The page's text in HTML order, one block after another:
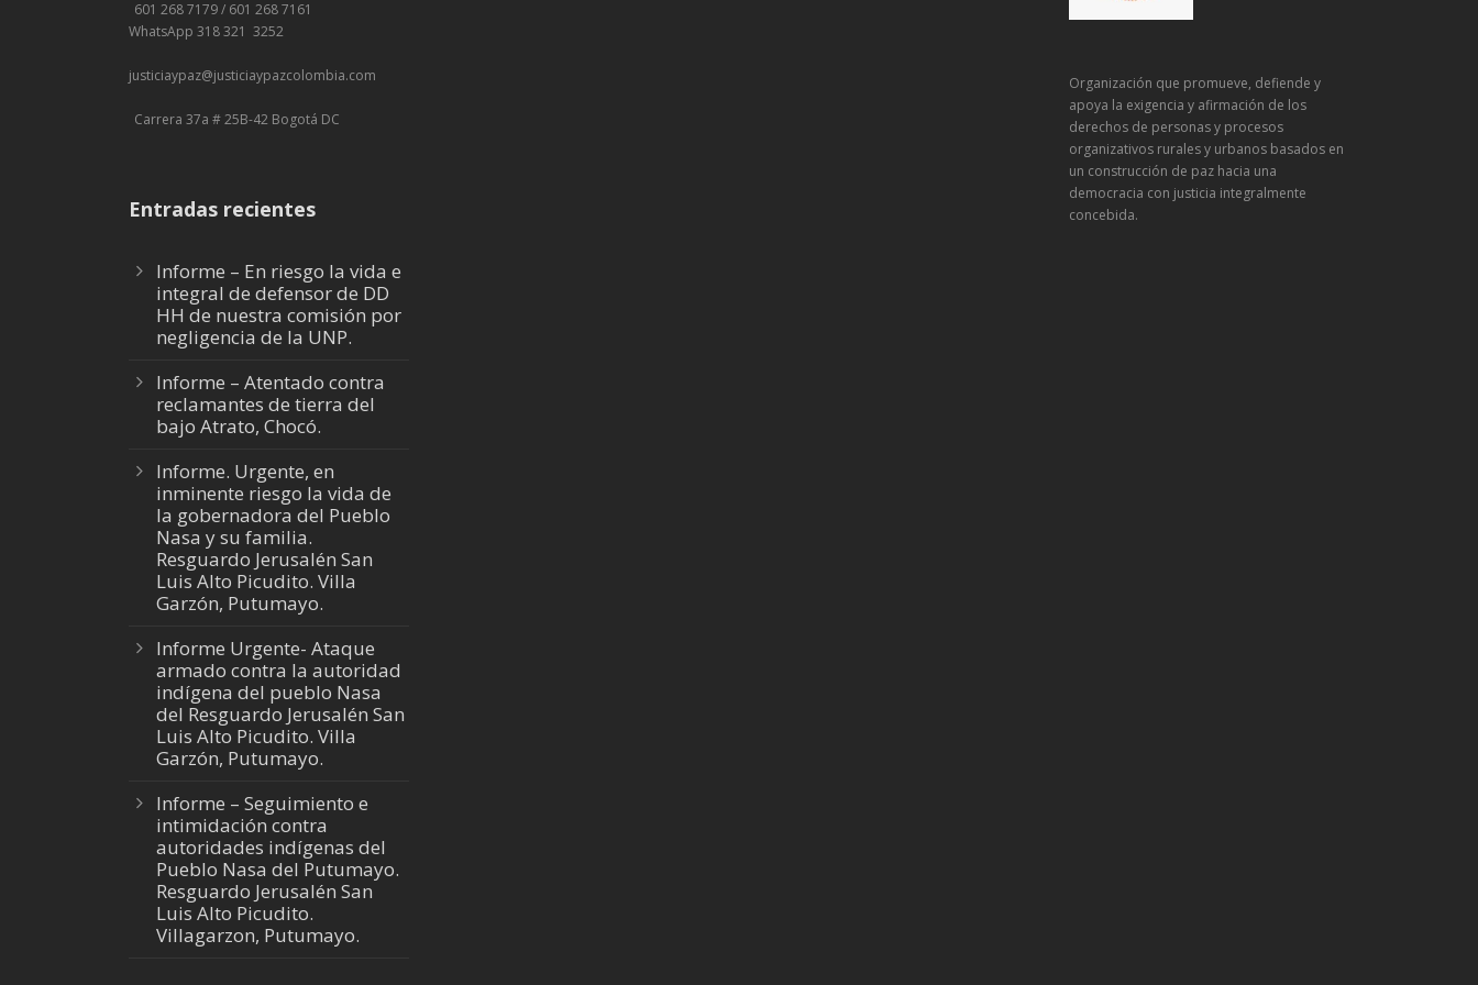
601 268 7179 / 601 268 7161
WhatsApp 318 321 3252
justiciaypaz@justiciaypazcolombia.com
Carrera 37a # 25B-42 Bogotá DC
Entradas recientes
Informe – En riesgo la vida e
integral de defensor de DD
HH de nuestra comisión por
negligencia de la UNP.
Informe – Atentado contra
reclamantes de tierra del
bajo Atrato, Chocó.
Informe. Urgente, en
inminente riesgo la vida de
la gobernadora del Pueblo
Nasa y su familia.
Resguardo Jerusalén San
Luis Alto Picudito. Villa
Garzón, Putumayo.
Informe Urgente- Ataque
armado contra la autoridad
indígena del pueblo Nasa
del Resguardo Jerusalén San
Luis Alto Picudito. Villa
Garzón, Putumayo.
Informe – Seguimiento e
intimidación contra
autoridades indígenas del
Pueblo Nasa del Putumayo.
Resguardo Jerusalén San
Luis Alto Picudito.
Villagarzon, Putumayo.
Organización que promueve, defiende y
apoya la exigencia y afirmación de los
derechos de personas y procesos
organizativos rurales y urbanos basados en
un construcción de paz hacia una
democracia con justicia integralmente
concebida.